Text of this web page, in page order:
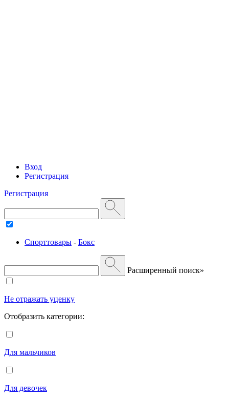
Вход
Регистрация
Регистрация
Спорттовары - Бокс
Расширенный поиск»
Не отражать уценку
Отобразить категории:
Для мальчиков
Для девочек